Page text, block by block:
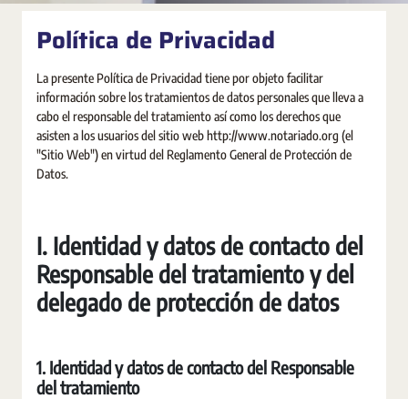
Política de Privacidad
La presente Política de Privacidad tiene por objeto facilitar
información sobre los tratamientos de datos personales que lleva a
cabo el responsable del tratamiento así como los derechos que
asisten a los usuarios del sitio web http://www.notariado.org (el
"Sitio Web") en virtud del Reglamento General de Protección de
Datos.
I. Identidad y datos de contacto del
Responsable del tratamiento y del
delegado de protección de datos
1. Identidad y datos de contacto del Responsable
del tratamiento